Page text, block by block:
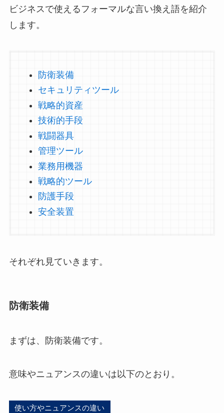
ビジネスで使えるフォーマルな言い換え語を紹介
します。
防衛装備
セキュリティツール
戦略的資産
技術的手段
戦闘器具
管理ツール
業務用機器
戦略的ツール
防護手段
安全装置
それぞれ見ていきます。
防衛装備
まずは、防衛装備です。
意味やニュアンスの違いは以下のとおり。
使い方やニュアンスの違い